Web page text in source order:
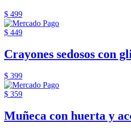
$ 499
$ 449
Crayones sedosos con
$ 399
$ 359
Muñeca con huerta y